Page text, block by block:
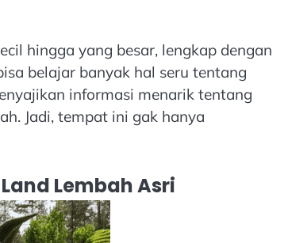
hingga yang besar, lengkap dengan
belajar banyak hal seru tentang
informasi menarik tentang
Jadi, tempat ini gak hanya
Lembah Asri